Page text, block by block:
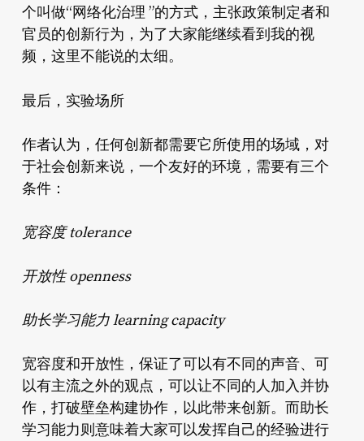
个叫做“网络化治理 ”的方式，主张政策制定者和
官员的创新行为，为了大家能继续看到我的视
频，这里不能说的太细。
最后，实验场所
作者认为，任何创新都需要它所使用的场域，对
于社会创新来说，一个友好的环境，需要有三个
条件：
宽容度 tolerance
开放性 openness
助长学习能力 learning capacity
宽容度和开放性，保证了可以有不同的声音、可
以有主流之外的观点，可以让不同的人加入并协
作，打破壁垒构建协作，以此带来创新。而助长
学习能力则意味着大家可以发挥自己的经验进行